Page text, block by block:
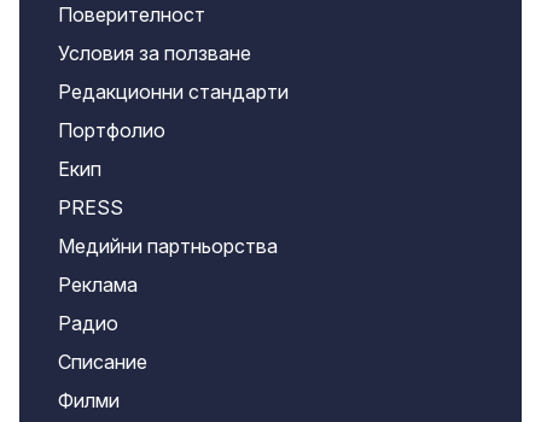
Поверителност
Условия за ползване
Редакционни стандарти
Портфолио
Екип
PRESS
Медийни партньорства
Реклама
Радио
Списание
Филми